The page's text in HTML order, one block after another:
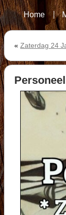
Home
« Zaterdag 24